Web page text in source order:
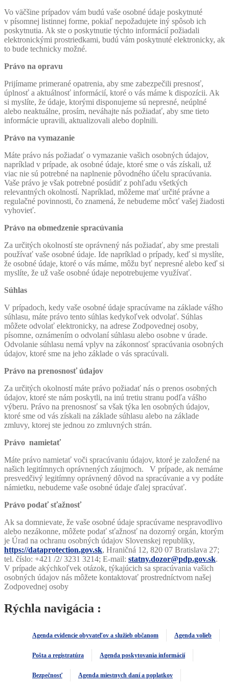
Vo väčšine prípadov vám budú vaše osobné údaje poskytnuté
v písomnej listinnej forme, pokiaľ nepožadujete iný spôsob ich
poskytnutia. Ak ste o poskytnutie týchto informácií požiadali
elektronickými prostriedkami, budú vám poskytnuté elektronicky, ak
to bude technicky možné.
Právo na opravu
Prijímame primerané opatrenia, aby sme zabezpečili presnosť,
úplnosť a aktuálnosť informácií, ktoré o vás máme k dispozícii. Ak
si myslíte, že údaje, ktorými disponujeme sú nepresné, neúplné
alebo neaktuálne, prosím, neváhajte nás požiadať, aby sme tieto
informácie upravili, aktualizovali alebo doplnili.
Právo na vymazanie
Máte právo nás požiadať o vymazanie vašich osobných údajov,
napríklad v prípade, ak osobné údaje, ktoré sme o vás získali, už
viac nie sú potrebné na naplnenie pôvodného účelu spracúvania.
Vaše právo je však potrebné posúdiť z pohľadu všetkých
relevantných okolností. Napríklad, môžeme mať určité právne a
regulačné povinnosti, čo znamená, že nebudeme môcť vašej žiadosti
vyhovieť.
Právo na obmedzenie spracúvania
Za určitých okolností ste oprávnený nás požiadať, aby sme prestali
používať vaše osobné údaje. Ide napríklad o prípady, keď si myslíte,
že osobné údaje, ktoré o vás máme, môžu byť nepresné alebo keď si
myslíte, že už vaše osobné údaje nepotrebujeme využívať.
Súhlas
V prípadoch, kedy vaše osobné údaje spracúvame na základe vášho
súhlasu, máte právo tento súhlas kedykoľvek odvolať. Súhlas
môžete odvolať elektronicky, na adrese Zodpovednej osoby,
písomne, oznámením o odvolaní súhlasu alebo osobne v úrade.
Odvolanie súhlasu nemá vplyv na zákonnosť spracúvania osobných
údajov, ktoré sme na jeho základe o vás spracúvali.
Právo na prenosnosť údajov
Za určitých okolností máte právo požiadať nás o prenos osobných
údajov, ktoré ste nám poskytli, na inú tretiu stranu podľa vášho
výberu. Právo na prenosnosť sa však týka len osobných údajov,
ktoré sme od vás získali na základe súhlasu alebo na základe
zmluvy, ktorej ste jednou zo zmluvných strán.
Právo namietať
Máte právo namietať voči spracúvaniu údajov, ktoré je založené na
našich legitímnych oprávnených záujmoch. V prípade, ak nemáme
presvedčivý legitímny oprávnený dôvod na spracúvanie a vy podáte
námietku, nebudeme vaše osobné údaje ďalej spracúvať.
Právo podať sťažnosť
Ak sa domnievate, že vaše osobné údaje spracúvame nespravodlivo
alebo nezákonne, môžete podať sťažnosť na dozorný orgán, ktorým
je Úrad na ochranu osobných údajov Slovenskej republiky,
https://dataprotection.gov.sk, Hraničná 12, 820 07 Bratislava 27;
tel. číslo: +421 /2/ 3231 3214; E-mail: statny.dozor@pdp.gov.sk.
V prípade akýchkoľvek otázok, týkajúcich sa spracúvania vašich
osobných údajov nás môžete kontaktovať prostredníctvom našej
Zodpovednej osoby
Rýchla navigácia :
Agenda evidencie obyvateľov a služieb občanom Agenda volieb
Pošta a registratúra Agenda poskytovania informácií
Bezpečnosť Agenda miestnych daní a poplatkov